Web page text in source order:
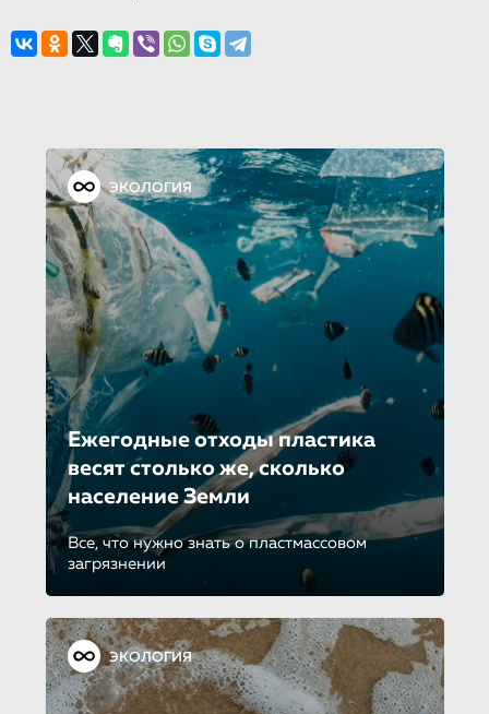
ЭКОЛОГИЯ
Ежегодные отходы пластика
весят столько же, сколько
население Земли
Все, что нужно знать о пластмассовом
загрязнении
ЭКОЛОГИЯ